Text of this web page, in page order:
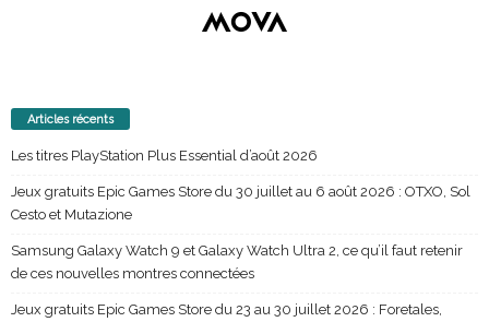
Articles récents
Les titres PlayStation Plus Essential d’août 2026
Jeux gratuits Epic Games Store du 30 juillet au 6 août 2026 : OTXO, Sol
Cesto et Mutazione
Samsung Galaxy Watch 9 et Galaxy Watch Ultra 2, ce qu’il faut retenir
de ces nouvelles montres connectées
Jeux gratuits Epic Games Store du 23 au 30 juillet 2026 : Foretales,